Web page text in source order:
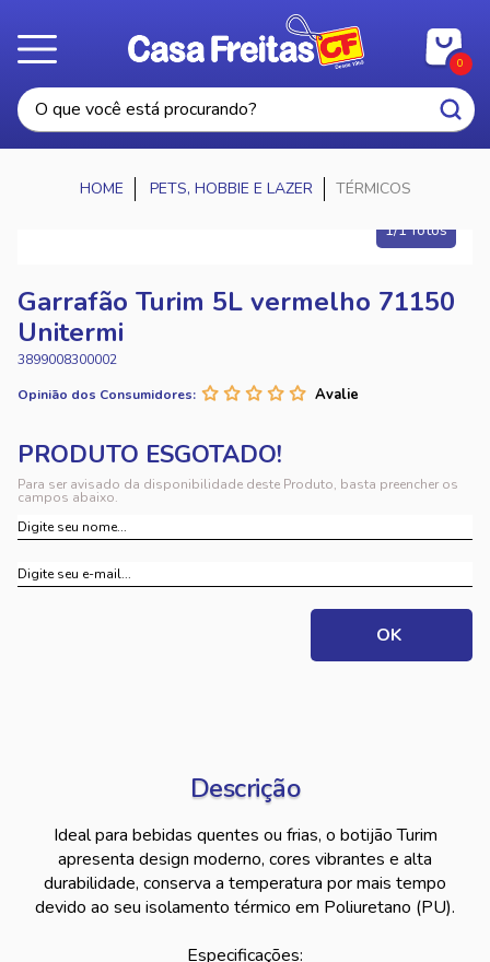
0
PETS, HOBBIE E LAZER
TÉRMICOS
1/1 fotos
Garrafão Turim 5L vermelho 71150
Unitermi
3899008300002
Opinião dos Consumidores:
Para ser avisado da disponibilidade deste Produto, basta preencher os
campos abaixo.
Descrição
Ideal para bebidas quentes ou frias, o botijão Turim
apresenta design moderno, cores vibrantes e alta
durabilidade, conserva a temperatura por mais tempo
devido ao seu isolamento térmico em Poliuretano (PU).
Especificações: